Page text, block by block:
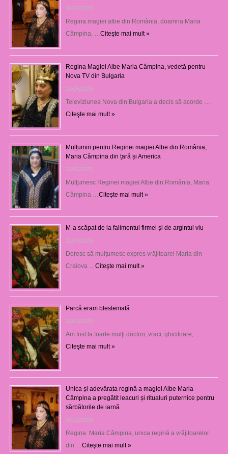
16/07/2025
Regina magiei albe din România, doamna Maria
Câmpina, …Citeşte mai mult »
Regina Magiei Albe Maria Câmpina, vedetă pentru
Nova TV din Bulgaria
23/05/2025
Televiziunea Nova din Bulgaria a decis să acorde …
Citeşte mai mult »
Mulțumiri pentru Reginei magiei Albe din România,
Maria Câmpina din țară și America
22/05/2025
Mulţumesc Reginei magiei Albe din România, Maria
Câmpina …Citeşte mai mult »
M-a scăpat de la falimentul firmei și de argintul viu
13/03/2025
Doresc să mulţumesc expres vrăjitoarei Maria din
Craiova …Citeşte mai mult »
Parcă eram blestemată
12/03/2025
Am fost la foarte mulţi doctori, vraci, ghicitoare, …
Citeşte mai mult »
Unica și adevărata regină a magiei Albe Maria
Câmpina a pregătit leacuri și ritualuri puternice pentru
sărbătorile de iarnă
26/12/2023
Regina Maria Câmpina, unica regină a vrăjitoarelor
din …Citeşte mai mult »